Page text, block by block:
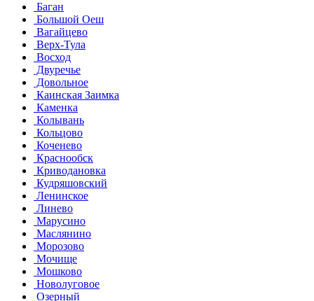
Баган
Большой Оеш
Вагайцево
Верх-Тула
Восход
Двуречье
Довольное
Каинская Заимка
Каменка
Колывань
Кольцово
Коченево
Краснообск
Криводановка
Кудряшовский
Ленинское
Линево
Марусино
Маслянино
Морозово
Мочище
Мошково
Новолуговое
Озерный